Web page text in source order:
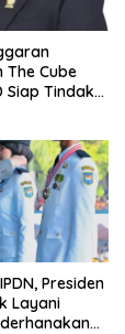
The Cube
Siap Tindak
Presiden
Layani